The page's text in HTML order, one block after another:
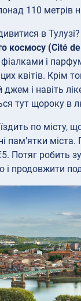
110 метрів
в Тулузі?
космосу (Cité
і
квітів. Крім
і навіть
тут щороку в
по місту,
пам’ятки міста.
Потяг робить
і продовжити